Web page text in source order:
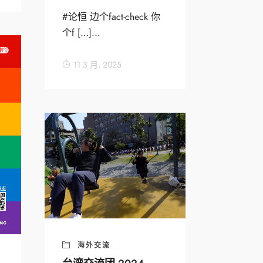
#论恒 边个fact-check 你
个f […]...
11 3 月, 2025
海外交流